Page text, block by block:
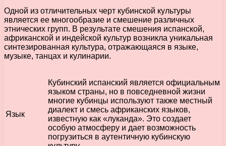
Одной из отличительных черт кубинской культуры
является ее многообразие и смешение различных
этнических групп. В результате смешения испанской,
африканской и индейской культур возникла уникальная
синтезированная культура, отражающаяся в языке,
музыке, танцах и кулинарии.
Язык
Кубинский испанский является официальным
языком страны, но в повседневной жизни
многие кубинцы используют также местный
диалект и смесь африканских языков,
известную как «луканда». Это создает
особую атмосферу и дает возможность
погрузиться в аутентичную кубинскую